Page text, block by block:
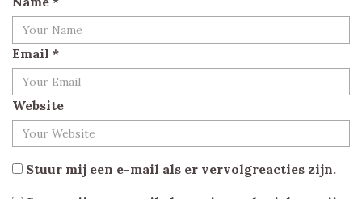
Email *
Website
Stuur mij een e-mail als er vervolgreacties zijn.